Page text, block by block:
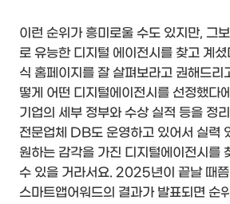
이런 순위가 흥미로울 수도 있지만, 그
로 유능한 디지털 에이전시를 찾고 계
식 홈페이지를 잘 살펴보라고 권해드리
떻게 어떤 디지털에이전시를 선정했다
기업의 세부 정부와 수상 실적 등을 정
전문업체 DB도 운영하고 있어서 실력
원하는 감각을 가진 디지털에이전시를
수 있을 거라서요. 2025년이 끝날 때
스마트앱어워드의 결과가 발표되면 순